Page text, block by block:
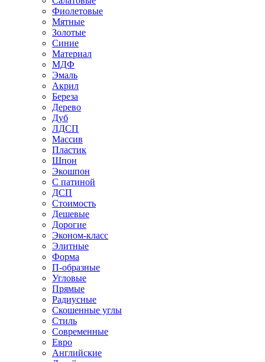
Фиолетовые
Мятные
Золотые
Синие
Материал
МДФ
Эмаль
Акрил
Береза
Дерево
Дуб
ЛДСП
Массив
Пластик
Шпон
Экошпон
С патиной
ДСП
Стоимость
Дешевые
Дорогие
Эконом-класс
Элитные
Форма
П-образные
Угловые
Прямые
Радиусные
Скошенные углы
Стиль
Современные
Евро
Английские